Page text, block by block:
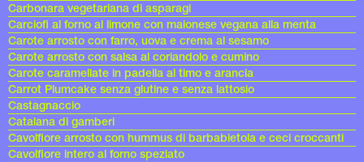
Carbonara vegetariana di asparagi
Carciofi al forno al limone con maionese vegana alla menta
Carote arrosto con farro, uova e crema al sesamo
Carote arrosto con salsa al coriandolo e cumino
Carote caramellate in padella al timo e arancia
Carrot Plumcake senza glutine e senza lattosio
Castagnaccio
Catalana di gamberi
Cavolfiore arrosto con hummus di barbabietola e ceci croccanti
Cavolfiore intero al forno speziato